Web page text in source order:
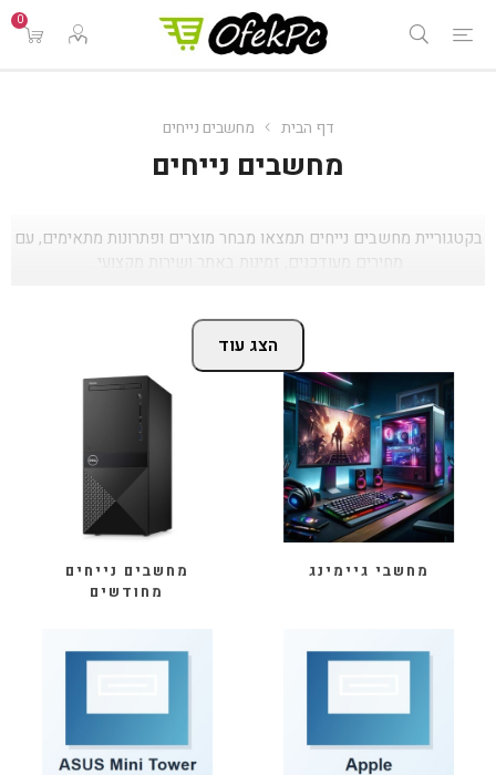
0
דף הבית מחשבים נייחים
מחשבים נייחים
בקטגוריית מחשבים נייחים תמצאו מבחר מוצרים ופתרונות מתאימים, עם
הצג עוד
מחשבי גיימינג
מחשבים נייחים
מחודשים